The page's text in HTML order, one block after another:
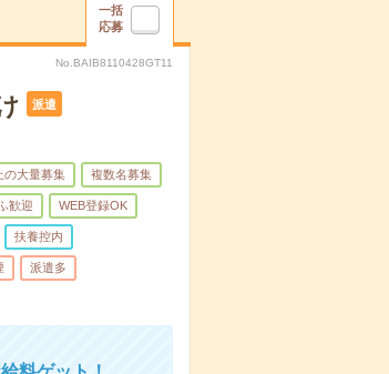
一括
応募
No.BAIB8110428GT11
派遣
の大量募集 複数名募集
歓迎 WEB登録OK
扶養控内
派遣多